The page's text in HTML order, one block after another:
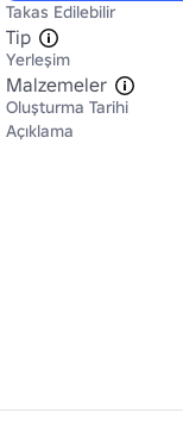
Takas Edilebilir
Tip
Yerleşim
Malzemeler
Oluşturma Tarihi
Açıklama